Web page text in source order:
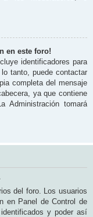
en este foro!
identificadores para
tanto, puede contactar
completa del mensaje
ya que contiene
Administración tomará
del foro. Los usuarios
en Panel de Control de
y poder así